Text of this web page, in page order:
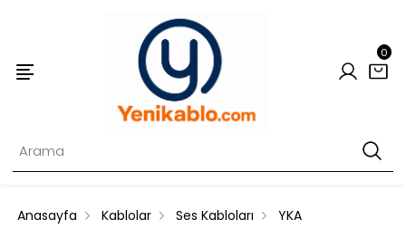
0
Anasayfa Kablolar Ses Kabloları YKA